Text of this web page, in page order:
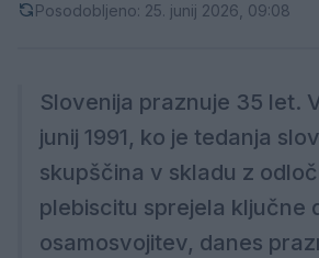
Posodobljeno: 25. junij 2026, 09:08
Slovenija praznuje 35 let.
junij 1991, ko je tedanja
skupščina v skladu z
plebiscitu sprejela ključne
osamosvojitev, danes